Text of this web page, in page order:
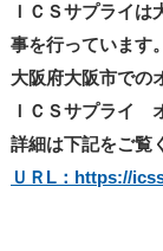
ＩＣＳサプライ
事を行っています。
大阪府大阪市での
ＩＣＳサプライ
詳細は下記をご覧
ＵＲL：https://